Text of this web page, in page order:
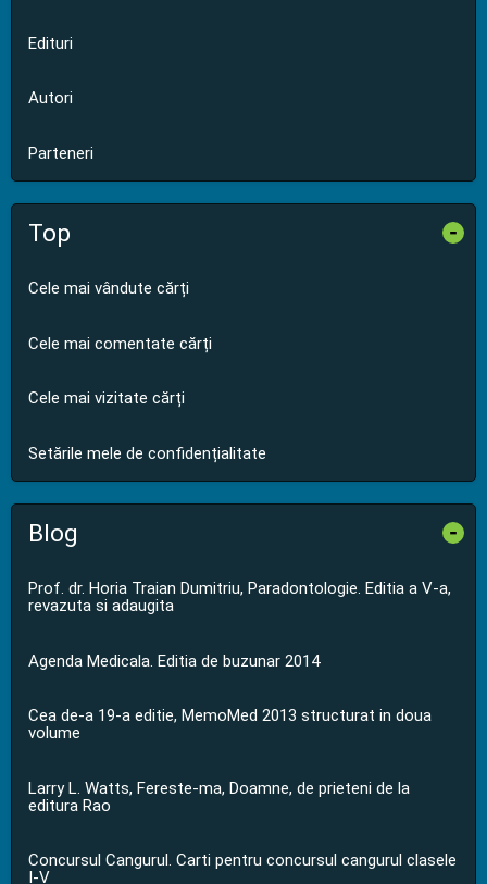
Edituri
Autori
Parteneri
Top -
Cele mai vândute cărți
Cele mai comentate cărți
Cele mai vizitate cărți
Setările mele de confidențialitate
Blog -
Prof. dr. Horia Traian Dumitriu, Paradontologie. Editia a V-a,
revazuta si adaugita
Agenda Medicala. Editia de buzunar 2014
Cea de-a 19-a editie, MemoMed 2013 structurat in doua
volume
Larry L. Watts, Fereste-ma, Doamne, de prieteni de la
editura Rao
Concursul Cangurul. Carti pentru concursul cangurul clasele
I-V